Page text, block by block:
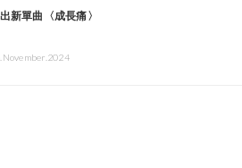
新單曲〈成長痛〉